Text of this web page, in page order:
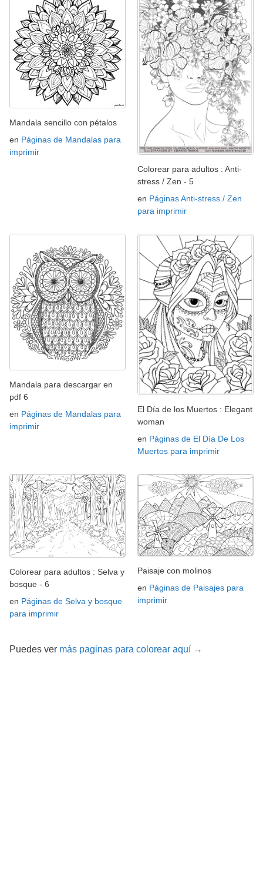
Mandala sencillo con pétalos
en Páginas de Mandalas para
imprimir
Colorear para adultos : Anti-
stress / Zen - 5
en Páginas Anti-stress / Zen
para imprimir
Mandala para descargar en
pdf 6
en Páginas de Mandalas para
imprimir
El Día de los Muertos : Elegant
woman
en Páginas de El Día De Los
Muertos para imprimir
Colorear para adultos : Selva y
bosque - 6
en Páginas de Selva y bosque
para imprimir
Paisaje con molinos
en Páginas de Paisajes para
imprimir
Puedes ver más paginas para colorear aquí →